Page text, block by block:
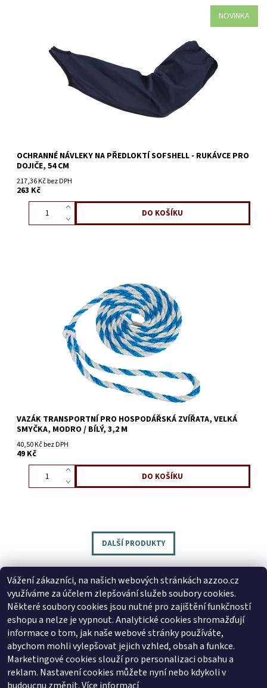
NOVINKA
OCHRANNÉ NÁVLEKY NA PŘEDLOKTÍ SOFSHELL - RUKÁVCE PRO
DOJIČE, 54 CM
217,36 Kč bez DPH
263 Kč
VAZÁK TRANSPORTNÍ PRO HOSPODÁŘSKÁ ZVÍŘATA, VELKÁ
SMYČKA, MODRO / BÍLÝ, 3,2 M
40,50 Kč bez DPH
49 Kč
DALŠÍ PRODUKTY
Následující
1 2 3 ... 47
Zboží.cz | Heureka.cz
Vážení zákazníci, na našich webových stránkách azzoo.cz
využíváme za účelem zlepšování služeb soubory cookies.
Některé soubory cookies jsou nutné pro zajištění funkčností
eshopu a nelze je vypnout. Analytické cookies shromažďují
informace o tom, jak naše webové stránky používáte,
abychom mohli vylepšovat jejich vzhled, obsah a funkce.
Marketingové cookies slouží pro personalizaci obsahu a
reklam. Nastavení cookies můžete nyní nebo kdykoli v